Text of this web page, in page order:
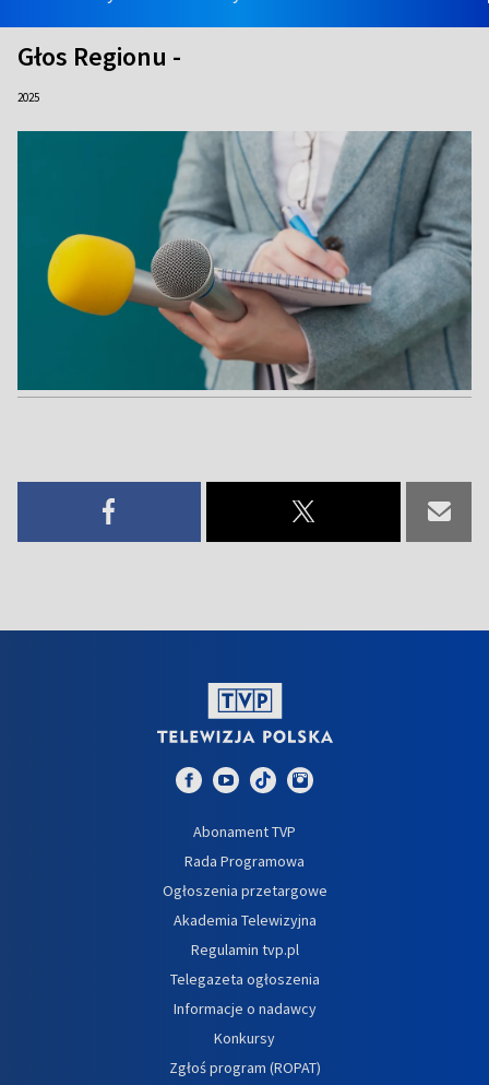
Głos Regionu -
2025
Abonament TVP
Rada Programowa
Ogłoszenia przetargowe
Akademia Telewizyjna
Regulamin tvp.pl
Telegazeta ogłoszenia
Informacje o nadawcy
Konkursy
Zgłoś program (ROPAT)